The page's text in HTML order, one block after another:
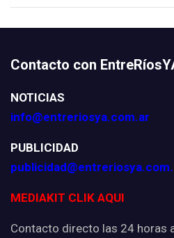
Contacto con
NOTICIAS
info@entreriosya.com.ar
PUBLICIDAD
MEDIAKIT CLIK AQUI
Contacto directo las 24 horas